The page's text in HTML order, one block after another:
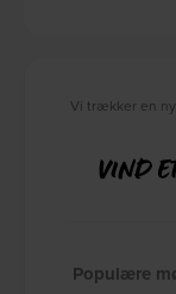
Vi trækker en
VIND
Populære